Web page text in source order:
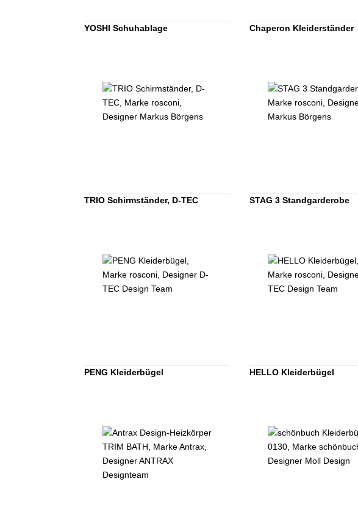
YOSHI Schuhablage Chaperon Kleiderständer
TRIO Schirmständer, D-TEC STAG 3 Standgarderobe
PENG Kleiderbügel HELLO Kleiderbügel